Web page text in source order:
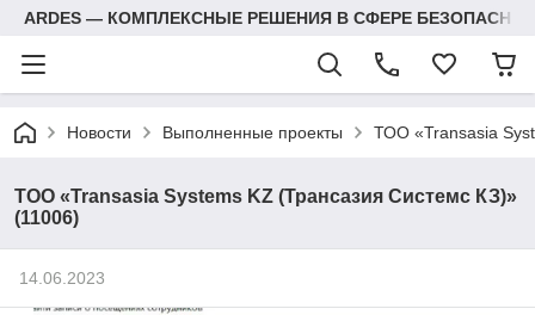
ARDES — КОМПЛЕКСНЫЕ РЕШЕНИЯ В СФЕРЕ
Новости Выполненные проекты ТОО «Transasia
ТОО «Transasia Systems KZ (Трансазия Системс КЗ)»
(11006)
14.06.2023